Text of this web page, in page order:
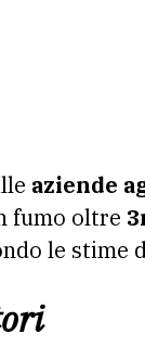
aziende
fumo oltre
le stime